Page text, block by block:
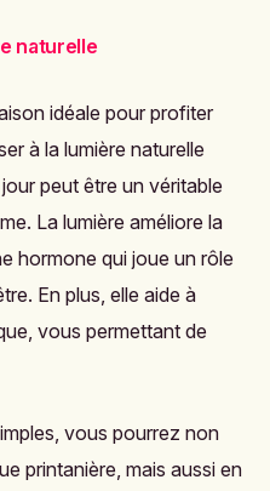
naturelle
idéale pour profiter
à la lumière naturelle
peut être un véritable
La lumière améliore la
hormone qui joue un rôle
En plus, elle aide à
vous permettant de
vous pourrez non
printanière, mais aussi en